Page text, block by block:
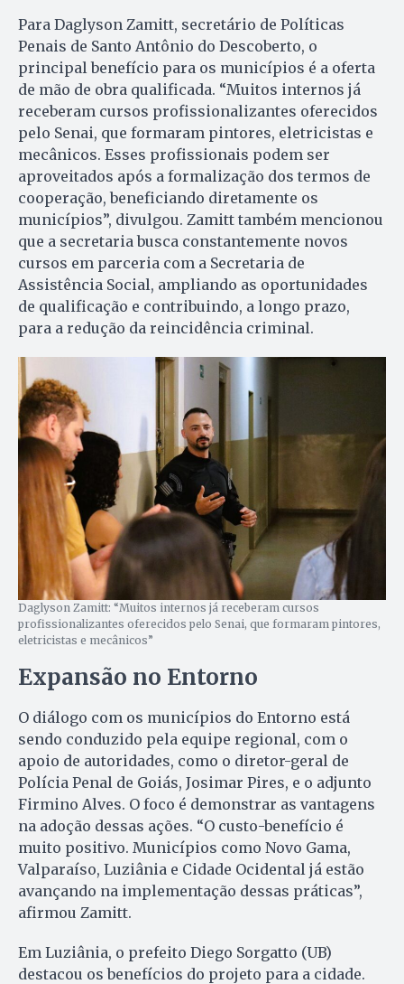
Para Daglyson Zamitt, secretário de Políticas
Penais de Santo Antônio do Descoberto, o
principal benefício para os municípios é a oferta
de mão de obra qualificada. “Muitos internos já
receberam cursos profissionalizantes oferecidos
pelo Senai, que formaram pintores, eletricistas e
mecânicos. Esses profissionais podem ser
aproveitados após a formalização dos termos de
cooperação, beneficiando diretamente os
municípios”, divulgou. Zamitt também mencionou
que a secretaria busca constantemente novos
cursos em parceria com a Secretaria de
Assistência Social, ampliando as oportunidades
de qualificação e contribuindo, a longo prazo,
para a redução da reincidência criminal.
Daglyson Zamitt: “Muitos internos já receberam cursos
profissionalizantes oferecidos pelo Senai, que formaram pintores,
eletricistas e mecânicos”
Expansão no Entorno
O diálogo com os municípios do Entorno está
sendo conduzido pela equipe regional, com o
apoio de autoridades, como o diretor-geral de
Polícia Penal de Goiás, Josimar Pires, e o adjunto
Firmino Alves. O foco é demonstrar as vantagens
na adoção dessas ações. “O custo-benefício é
muito positivo. Municípios como Novo Gama,
Valparaíso, Luziânia e Cidade Ocidental já estão
avançando na implementação dessas práticas”,
afirmou Zamitt.
Em Luziânia, o prefeito Diego Sorgatto (UB)
destacou os benefícios do projeto para a cidade.